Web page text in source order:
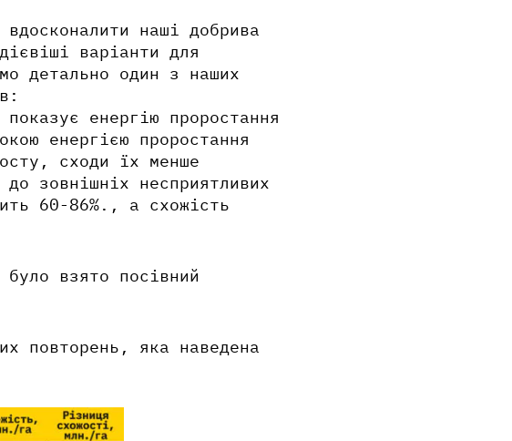
наші добрива
варіанти для
детально один з наших
енергію проростання
енергією проростання
сходи їх менше
зовнішніх несприятливих
60-86%., а схожість
було взято посівний
повторень, яка наведена